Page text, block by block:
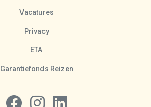
Vacatures
Privacy
ETA
Garantiefonds Reizen
Volg ons op Facebook
Volg ons op Instagram
Volg ons op LinkedIn